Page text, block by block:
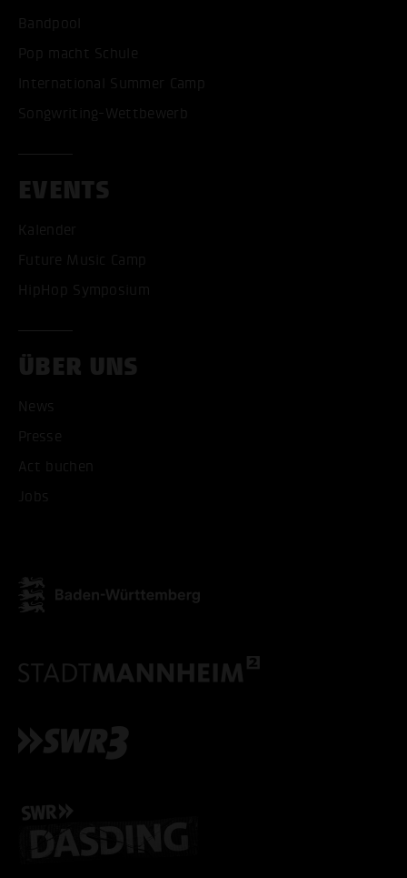
Bandpool
Pop macht Schule
International Summer Camp
Songwriting-Wettbewerb
EVENTS
Kalender
Future Music Camp
HipHop Symposium
ÜBER UNS
News
Presse
Act buchen
Jobs